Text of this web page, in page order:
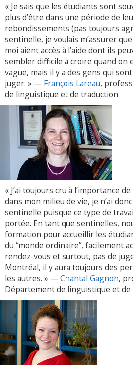
« Je sais que les étudiants sont
plus d’être dans une période de
rebondissements (pas toujours
sentinelle, je voulais m’assurer
moi aient accès à l’aide dont ils
sembler difficile à croire quand on
vague, mais il y a des gens qui
juger. » — François Lareau,
de linguistique et de traduction
« J’ai toujours cru à l’importance
dans mon milieu de vie, je n’ai
sentinelle puisque ce type de
portée. En tant que sentinelles,
formation pour accueillir les
du “monde ordinaire”, facilement
rendez-vous et surtout, pas de
Montréal, il y aura toujours des
les autres. » —Chantal Gagnon,
Département de linguistique et de